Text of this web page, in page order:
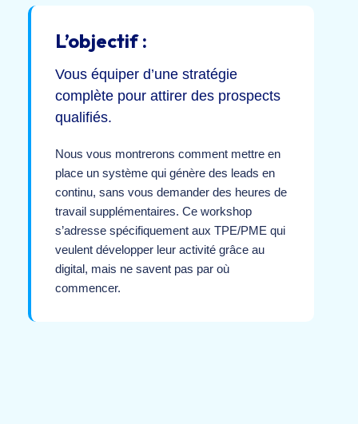
L’objectif :
Vous équiper d’une stratégie
complète pour attirer des prospects
qualifiés.
Nous vous montrerons comment mettre en
place un système qui génère des leads en
continu, sans vous demander des heures de
travail supplémentaires. Ce workshop
s’adresse spécifiquement aux TPE/PME qui
veulent développer leur activité grâce au
digital, mais ne savent pas par où
commencer.